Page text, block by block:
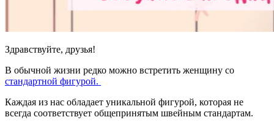
Здравствуйте, друзья!
В обычной жизни редко можно встретить женщину со
стандартной фигурой.
Каждая из нас обладает уникальной фигурой, которая не
всегда соответствует общепринятым швейным стандартам.